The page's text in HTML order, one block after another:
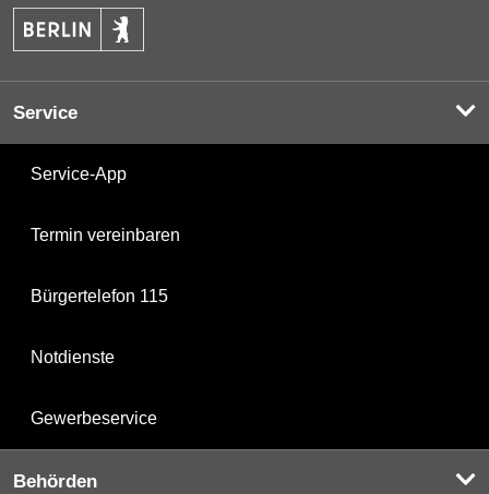
Service
Service-App
Termin vereinbaren
Bürgertelefon 115
Notdienste
Gewerbeservice
Behörden